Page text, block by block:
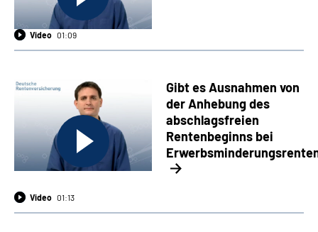
Video 01:09
Gibt es Ausnahmen von
der Anhebung des
abschlagsfreien
Rentenbeginns bei
Video 01:13